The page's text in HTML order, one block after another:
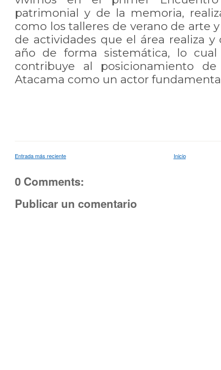
patrimonial y de la memoria,
como los talleres de verano de arte
de actividades que el área realiza
año de forma sistemática, lo
contribuye al posicionamiento
Atacama como un actor
Entrada más reciente Inicio
0 Comments:
Publicar un comentario